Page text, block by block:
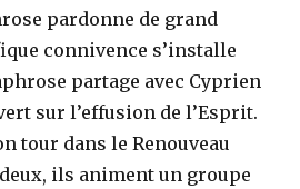
pardonne de grand
connivence s’installe
partage avec Cyprien
sur l’effusion de l’Esprit.
tour dans le Renouveau
ils animent un groupe